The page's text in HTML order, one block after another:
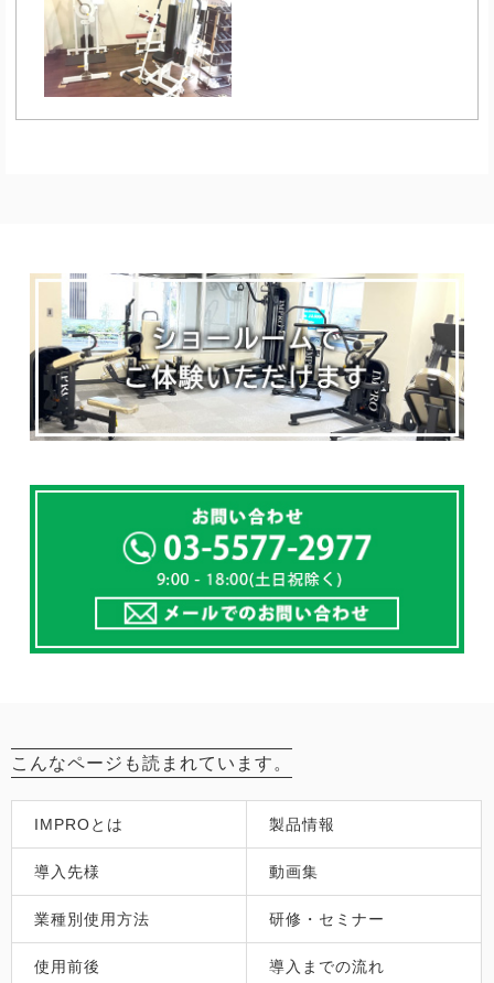
こんなページも読まれています。
IMPROとは 製品情報
導入先様 動画集
業種別使用方法 研修・セミナー
使用前後 導入までの流れ